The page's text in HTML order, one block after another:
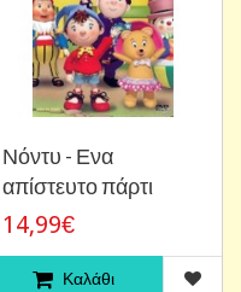
Νόντυ - Ενα
απίστευτο πάρτι
14,99€
Καλάθι